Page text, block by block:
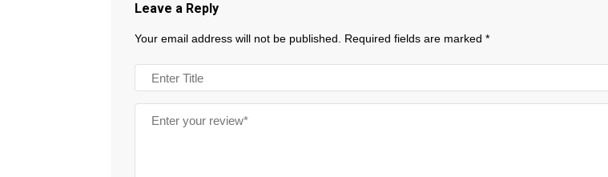
Leave a Reply
Your email address will not be published. Required fields are marked *